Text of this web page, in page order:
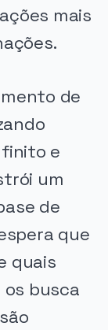
mais
de
e
um
de
que
quais
busca